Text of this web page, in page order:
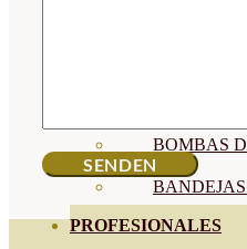
BOMBAS
PROFESIONALES